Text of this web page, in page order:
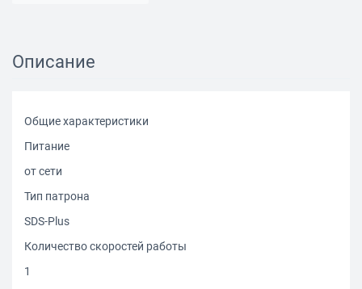
Описание
Общие характеристики
Питание
от сети
Тип патрона
SDS-Plus
Количество скоростей работы
1